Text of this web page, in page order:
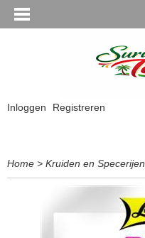
Inloggen Registreren
Home > Kruiden en Specerijen